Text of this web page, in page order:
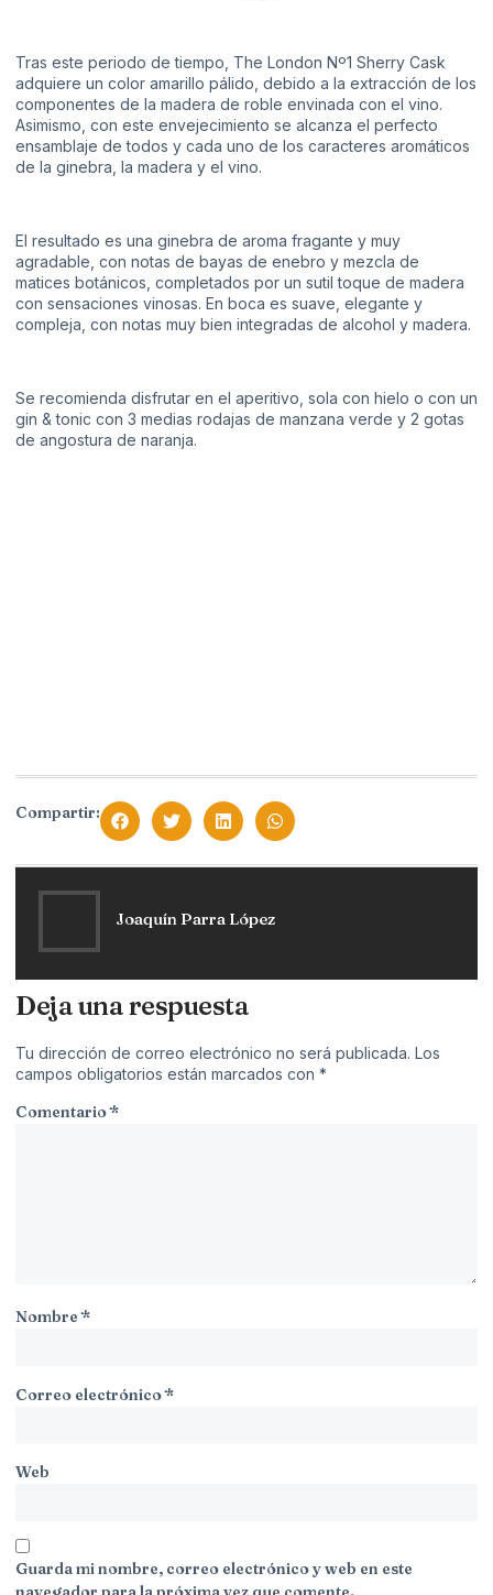
Tras este periodo de tiempo, The London Nº1 Sherry Cask
adquiere un color amarillo pálido, debido a la extracción de los
componentes de la madera de roble envinada con el vino.
Asimismo, con este envejecimiento se alcanza el perfecto
ensamblaje de todos y cada uno de los caracteres aromáticos
de la ginebra, la madera y el vino.
El resultado es una ginebra de aroma fragante y muy
agradable, con notas de bayas de enebro y mezcla de
matices botánicos, completados por un sutil toque de madera
con sensaciones vinosas. En boca es suave, elegante y
compleja, con notas muy bien integradas de alcohol y madera.
Se recomienda disfrutar en el aperitivo, sola con hielo o con un
gin & tonic con 3 medias rodajas de manzana verde y 2 gotas
de angostura de naranja.
Compartir:
Joaquín Parra López
Deja una respuesta
Tu dirección de correo electrónico no será publicada. Los
campos obligatorios están marcados con *
Comentario*
Nombre*
Correo electrónico*
Web
Guarda mi nombre, correo electrónico y web en este